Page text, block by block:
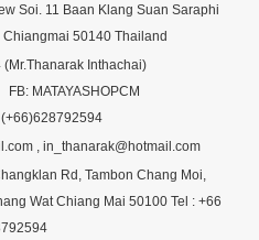
Soi. 11 Baan Klang Suan Saraphi
50140 Thailand
Inthachai)
MATAYASHOPCM
(+66)628792594
, in_thanarak@hotmail.com
Rd, Tambon Chang Moi,
Wat Chiang Mai 50100 Tel : +66